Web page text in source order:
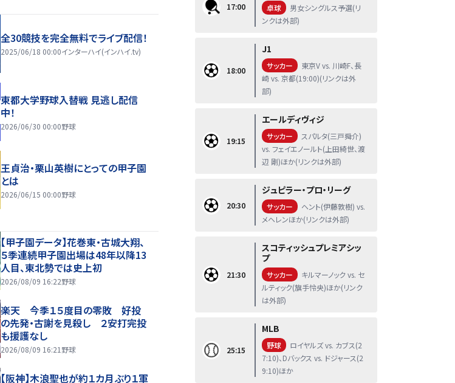
全30競技を完全無料でライブ配信！
2025/06/18 00:00インターハイ(インハイ.tv)
東都大学野球入替戦 見逃し配信
中！
2026/06/30 00:00野球
王貞治・栗山英樹にとっての甲子園
とは
2026/06/15 00:00野球
【甲子園データ】花巻東・古城大翔、
５季連続甲子園出場は48年以降13
人目、東北勢では史上初
2026/08/09 16:22野球
楽天 今季１５度目の零敗 好投
の先発・古謝を見殺し ２安打完投
も援護なし
2026/08/09 16:21 野球
【阪神】木浪聖也が約１カ月ぶり１軍
17:00 卓球
男女シングルス予選(リ
ンクは外部)
18:00
J1
サッカー
東京V vs. 川崎F、長
崎 vs. 京都(19:00)(リンクは外
部)
19:15
エールディヴィジ
サッカー
スパルタ(三戸舜介)
vs. フェイエノールト(上田綺世、渡
辺 剛)ほか(リンクは外部)
20:30
ジュピラー・プロ・リーグ
サッカー
ヘント(伊藤敦樹) vs.
メヘレンほか(リンクは外部)
21:30
スコティッシュプレミアシッ
プ
サッカー
キルマーノック vs. セ
ルティック(旗手怜央)ほか(リンク
は外部)
25:15
MLB
野球
ロイヤルズ vs. カブス(2
7:10)、Dバックス vs. ドジャース(2
9:10)ほか